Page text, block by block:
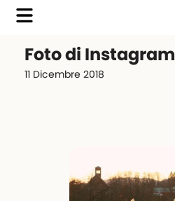
Foto di Instagram
11 Dicembre 2018